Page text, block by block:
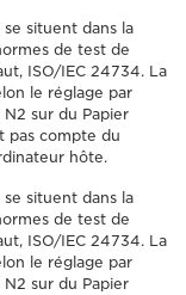
situent dans la
de test de
ISO/IEC 24734. La
le réglage par
sur du Papier
pas compte du
hôte.
situent dans la
de test de
ISO/IEC 24734. La
le réglage par
sur du Papier